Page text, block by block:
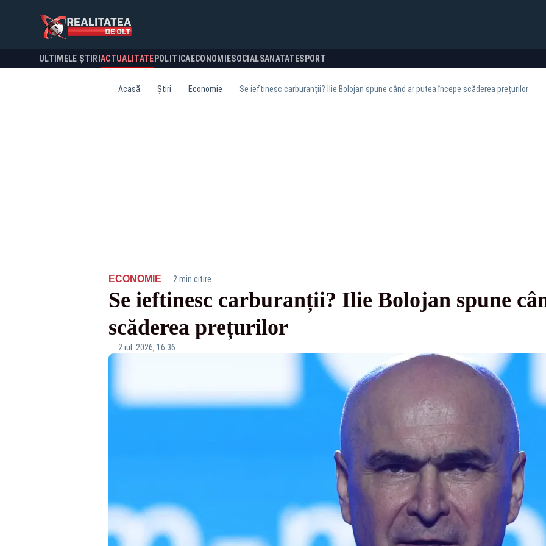
ULTIMELE ȘTIRI ACTUALITATE POLITICA ECONOMIESOCIALSANATATESPORT
Acasă Știri Economie Se ieftinesc carburanții? Ilie Bolojan spune când ar putea începe scăderea prețurilor
ECONOMIE· 2 min citire
Se ieftinesc carburanții? Ilie Bolojan spune
scăderea prețurilor
2 iul. 2026, 16:36